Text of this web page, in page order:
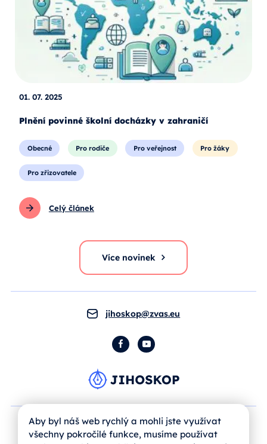
01. 07. 2025
Plnění povinné školní docházky v zahraničí
Obecné Pro rodiče Pro veřejnost Pro žáky
Pro zřizovatele
Celý článek
Více novinek
jihoskop@zvas.eu
FacebookYouTube
Aby byl náš web rychlý a mohli jste využívat
všechny pokročilé funkce, musíme používat